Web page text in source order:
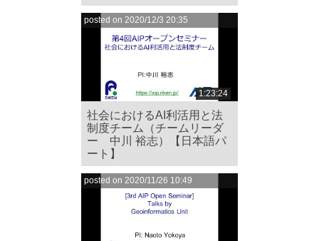
posted on 2020/12/3 20:35
1:23:24
社会におけるAI利活用と法
制度チーム（チームリーダ
ー 中川 裕志）【日本語パ
ート】
posted on 2020/11/26 10:49